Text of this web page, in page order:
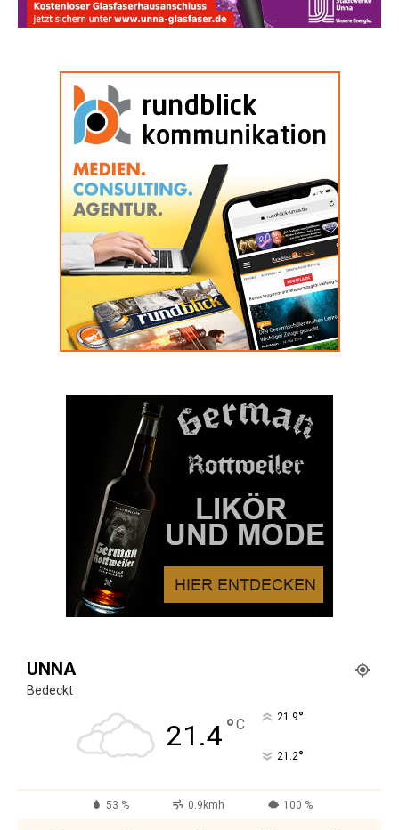
UNNA
Bedeckt
21.4°C 21.9°
21.2°
53 % 0.9kmh 100 %